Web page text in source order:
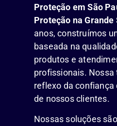
Proteção em São
Proteção na Grande
anos, construímos
baseada na
produtos e
profissionais. Nossa
reflexo da
de nossos clientes.
Nossas soluções